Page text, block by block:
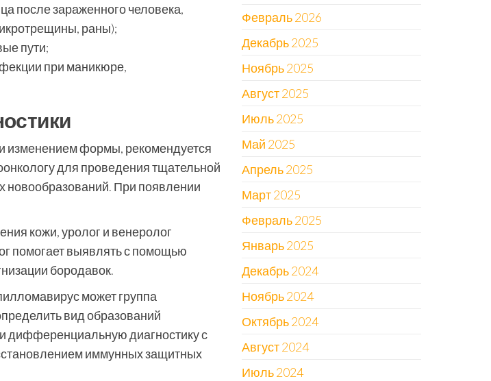
после зараженного человека,
раны);
пути;
при маникюре,
изменением формы, рекомендуется
для проведения тщательной
новообразований. При появлении
кожи, уролог и венеролог
помогает выявлять с помощью
бородавок.
может группа
вид образований
дифференциальную диагностику с
иммунных защитных
Февраль 2026
Декабрь 2025
Ноябрь 2025
Август 2025
Июль 2025
Май 2025
Апрель 2025
Март 2025
Февраль 2025
Январь 2025
Декабрь 2024
Ноябрь 2024
Октябрь 2024
Август 2024
Июль 2024